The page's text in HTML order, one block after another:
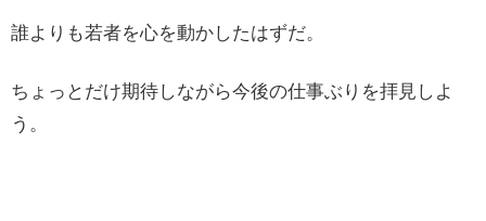
誰よりも若者を心を動かしたはずだ。
ちょっとだけ期待しながら今後の仕事ぶりを拝見しよ
う。